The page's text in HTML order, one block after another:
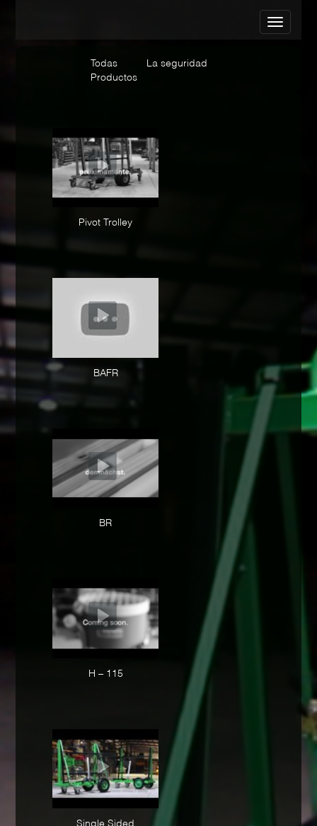
Todas La seguridad
Productos
Pivot Trolley
BAFR
BR
H – 115
Single Sided